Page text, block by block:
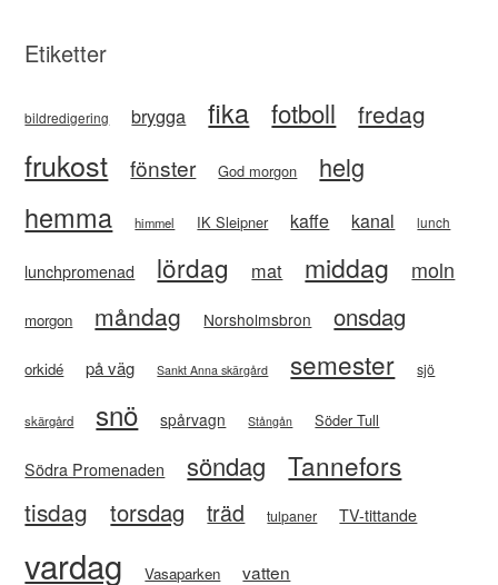
Etiketter
bildredigering brygga fika fotboll fredag
frukost fönster God morgon helg
hemma himmel IK Sleipner kaffe kanal lunch
lunchpromenad lördag mat middag moln
morgon måndag Norsholmsbron onsdag
orkidé på väg Sankt Anna skärgård semester sjö
skärgård snö spårvagn Stångån Söder Tull
Södra Promenaden söndag Tannefors
tisdag torsdag träd tulpaner TV-tittande
vardag Vasaparken vatten